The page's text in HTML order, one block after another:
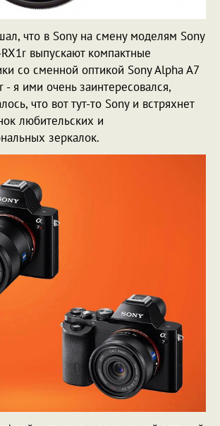
что в Sony на смену моделям Sony
RX1r выпускают компактные
со сменной оптикой Sony Alpha A7
- я ими очень заинтересовался,
что вот тут-то Sony и встряхнет
любительских и
зеркалок.